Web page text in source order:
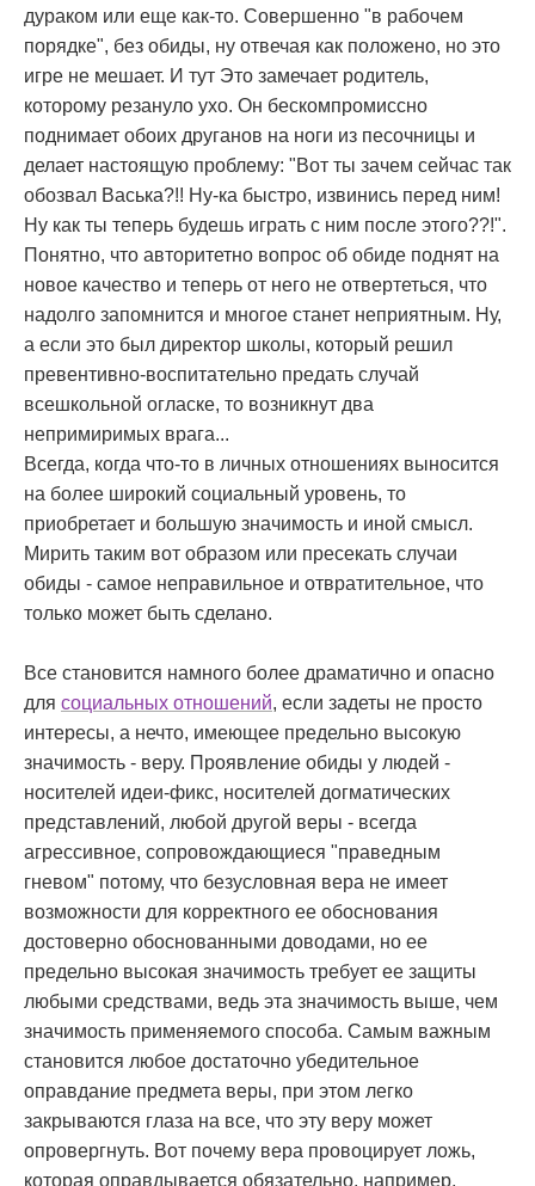
дураком или еще как-то. Совершенно "в рабочем
порядке", без обиды, ну отвечая как положено, но это
игре не мешает. И тут Это замечает родитель,
которому резануло ухо. Он бескомпромиссно
поднимает обоих друганов на ноги из песочницы и
делает настоящую проблему: "Вот ты зачем сейчас так
обозвал Васька?!! Ну-ка быстро, извинись перед ним!
Ну как ты теперь будешь играть с ним после этого??!".
Понятно, что авторитетно вопрос об обиде поднят на
новое качество и теперь от него не отвертеться, что
надолго запомнится и многое станет неприятным. Ну,
а если это был директор школы, который решил
превентивно-воспитательно предать случай
всешкольной огласке, то возникнут два
непримиримых врага...
Всегда, когда что-то в личных отношениях выносится
на более широкий социальный уровень, то
приобретает и большую значимость и иной смысл.
Мирить таким вот образом или пресекать случаи
обиды - самое неправильное и отвратительное, что
только может быть сделано.
Все становится намного более драматично и опасно
для социальных отношений, если задеты не просто
интересы, а нечто, имеющее предельно высокую
значимость - веру. Проявление обиды у людей -
носителей идеи-фикс, носителей догматических
представлений, любой другой веры - всегда
агрессивное, сопровождающиеся "праведным
гневом" потому, что безусловная вера не имеет
возможности для корректного ее обоснования
достоверно обоснованными доводами, но ее
предельно высокая значимость требует ее защиты
любыми средствами, ведь эта значимость выше, чем
значимость применяемого способа. Самым важным
становится любое достаточно убедительное
оправдание предмета веры, при этом легко
закрываются глаза на все, что эту веру может
опровергнуть. Вот почему вера провоцирует ложь,
которая оправдывается обязательно, например,